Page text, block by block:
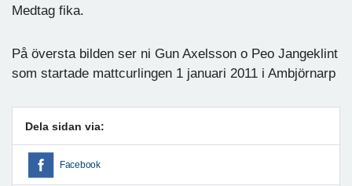
Medtag fika.
På översta bilden ser ni Gun Axelsson o Peo Jangeklint
som startade mattcurlingen 1 januari 2011 i Ambjörnarp
Dela sidan via:
Facebook